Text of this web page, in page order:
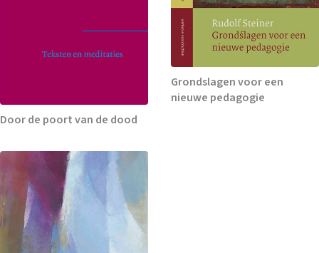
Door de poort van de dood
Grondslagen voor een
nieuwe pedagogie